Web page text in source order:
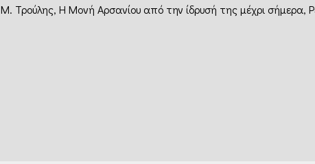
Μ. Τρούλης, Η Μονή Αρσανίου από την ίδρυσή της μέχρι σήμερα,